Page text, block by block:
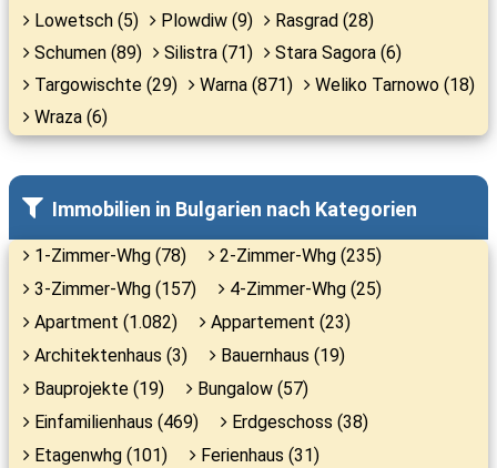
Lowetsch (5)
Plowdiw (9)
Rasgrad (28)
Schumen (89)
Silistra (71)
Stara Sagora (6)
Targowischte (29)
Warna (871)
Weliko Tarnowo (18)
Wraza (6)
Immobilien in Bulgarien nach Kategorien
1-Zimmer-Whg (78)
2-Zimmer-Whg (235)
3-Zimmer-Whg (157)
4-Zimmer-Whg (25)
Apartment (1.082)
Appartement (23)
Architektenhaus (3)
Bauernhaus (19)
Bauprojekte (19)
Bungalow (57)
Einfamilienhaus (469)
Erdgeschoss (38)
Etagenwhg (101)
Ferienhaus (31)